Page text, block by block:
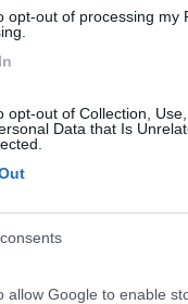
opt-out of processing my
opt-out of Collection,
Data that Is
allow Google to enable
il04/07/2022
- 21/08/2021 (22
San Felice Circeo,
Paestum,
Nova Siri, Matera